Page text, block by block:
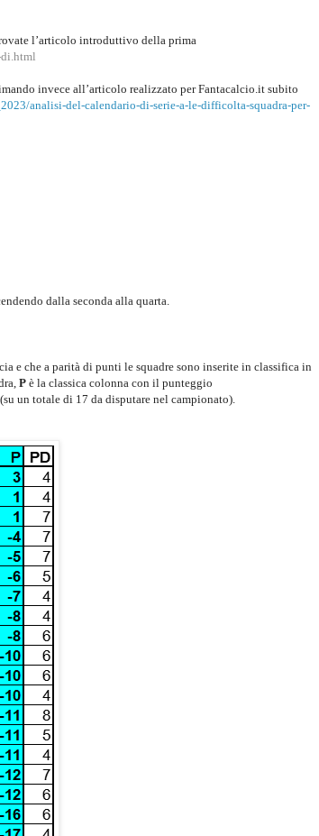
l’articolo introduttivo della prima
invece all’articolo realizzato per Fantacalcio.it subito
analisi-del-calendario-di-serie-a-le-difficolta-squadra-per-
dalla seconda alla quarta.
e che a parità di punti le squadre sono inserite in classifica in
P è la classica colonna con il punteggio
un totale di 17 da disputare nel campionato).